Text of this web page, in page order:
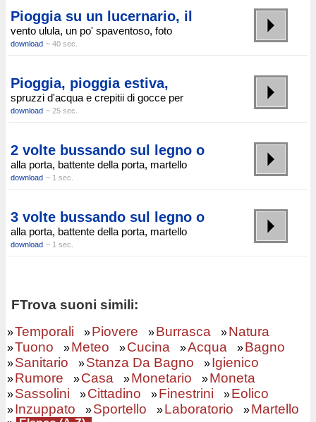
Pioggia su un lucernario, il
vento ulula, un po' spaventoso, foto
download ~ 40 sec.
Pioggia, pioggia estiva,
spruzzi d'acqua e crepitii di gocce per
download ~ 25 sec.
2 volte bussando sul legno o
alla porta, battente della porta, martello
download ~ 1 sec.
3 volte bussando sul legno o
alla porta, battente della porta, martello
download ~ 1 sec.
FTrova suoni simili:
»Temporali »Piovere »Burrasca »Natura
»Tuono »Meteo »Cucina »Acqua »Bagno
»Sanitario »Stanza Da Bagno »Igienico
»Rumore »Casa »Monetario »Moneta
»Sassolini »Cittadino »Finestrini »Eolico
»Inzuppato »Sportello »Laboratorio »Martello